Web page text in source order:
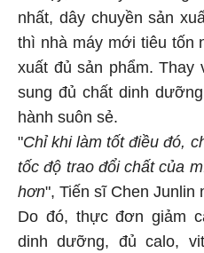
nhất, dây chuyền sản
thì nhà máy mới tiêu tốn
xuất đủ sản phẩm.
sung đủ chất dinh
hành suôn sẻ.
"Chỉ khi làm tốt điều đó,
tốc độ trao đổi chất của
hơn", Tiến sĩ Chen Junlin
Do đó, thực đơn giảm
dinh dưỡng, đủ calo,